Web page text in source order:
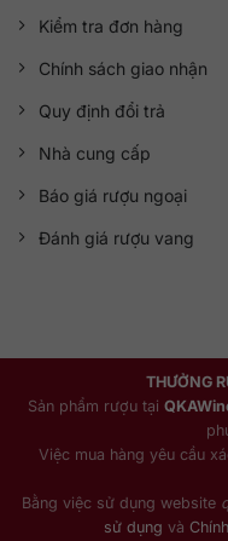
Kiểm tra đơn hàng
Chính sách giao nhận
Quy định đổi trả
Nhà cung cấp
Báo giá rượu ngoại
Đánh giá rượu vang
THƯỞNG
Sản phẩm rượu tại
Việc mua hàng yêu cầu
Bằng việc sử dụng website
sử dụng và